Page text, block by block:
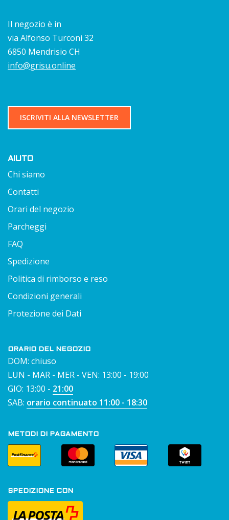
Il negozio è in
via Alfonso Turconi 32
6850 Mendrisio CH
info@grisu.online
ISCRIVITI ALLA NEWSLETTER
AIUTO
Chi siamo
Contatti
Orari del negozio
Parcheggi
FAQ
Spedizione
Politica di rimborso e reso
Condizioni generali
Protezione dei Dati
ORARIO DEL NEGOZIO
DOM: chiuso
LUN - MAR - MER - VEN: 13:00 - 19:00
GIO: 13:00 - 21:00
SAB: orario continuato 11:00 - 18:30
METODI DI PAGAMENTO
SPEDIZIONE CON